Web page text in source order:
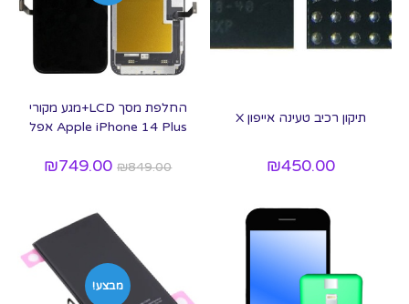
תיקון רכיב טעינה אייפון X
₪450.00
החלפת מסך LCD+מגע מקורי
Apple iPhone 14 Plus אפל
₪849.00
₪749.00
מבצע!